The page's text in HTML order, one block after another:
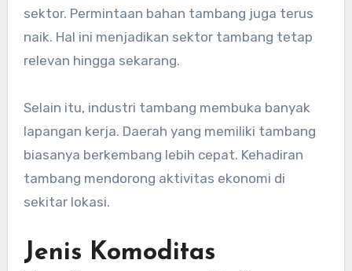
sektor. Permintaan bahan tambang juga terus
naik. Hal ini menjadikan sektor tambang tetap
relevan hingga sekarang.
Selain itu, industri tambang membuka banyak
lapangan kerja. Daerah yang memiliki tambang
biasanya berkembang lebih cepat. Kehadiran
tambang mendorong aktivitas ekonomi di
sekitar lokasi.
Jenis Komoditas